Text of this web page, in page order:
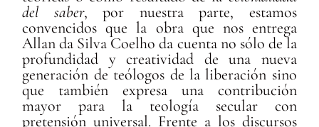
del saber, por nuestra parte, estamos
convencidos que la obra que nos entrega
Allan da Silva Coelho da cuenta no sólo de la
profundidad y creatividad de una nueva
generación de teólogos de la liberación sino
que también expresa una contribución
mayor para la teología secular con
pretensión universal. Frente a los discursos